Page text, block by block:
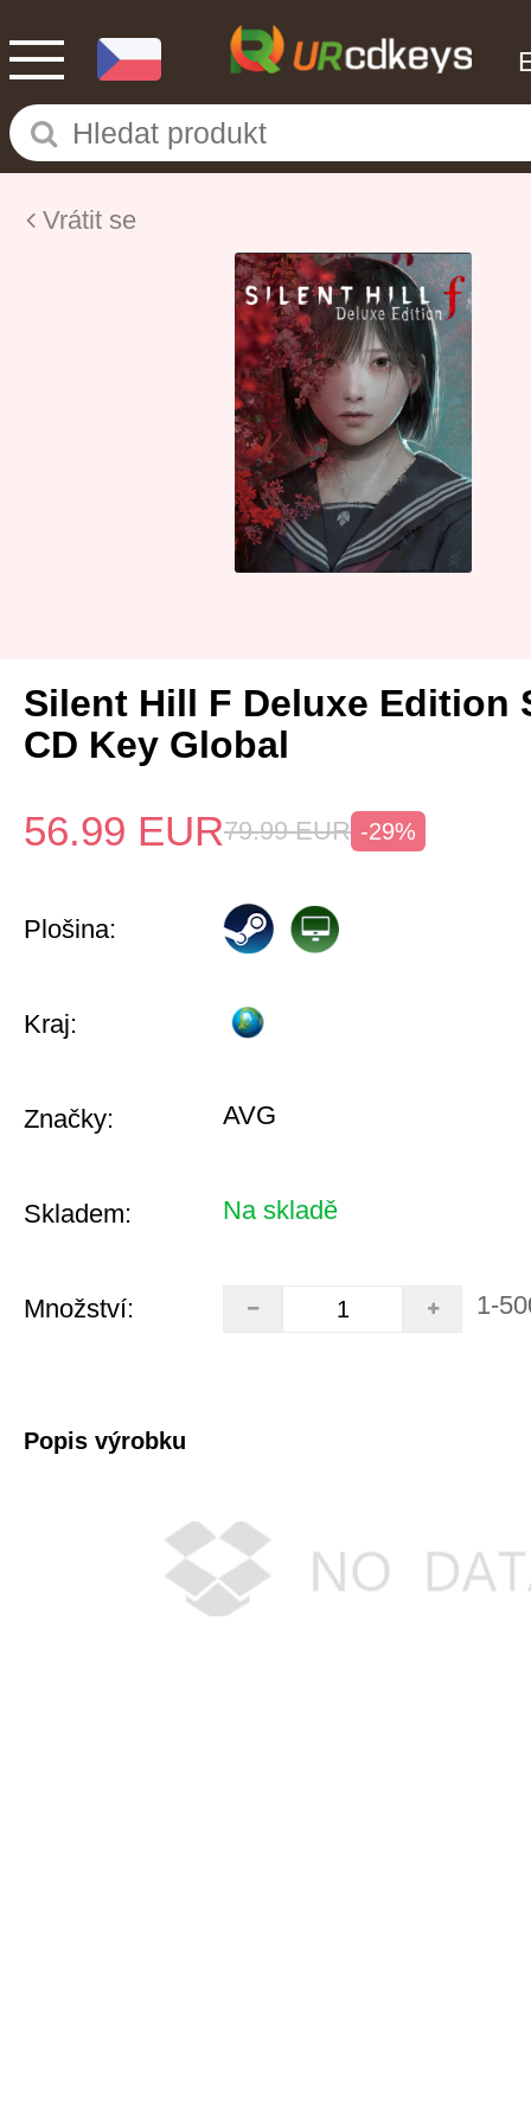
Vrátit se
Silent Hill F Deluxe Edition
CD Key Global
56.99 EUR79.99 EUR -29%
Plošina:
Kraj:
Značky: AVG
Skladem: Na skladě
Množství: 1-
Popis výrobku